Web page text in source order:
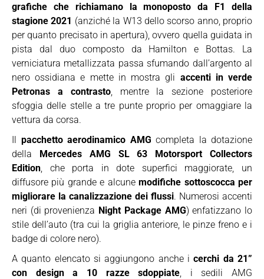
grafiche che richiamano la monoposto da F1 della
stagione 2021 (anziché la W13 dello scorso anno, proprio
per quanto precisato in apertura), ovvero quella guidata in
pista dal duo composto da Hamilton e Bottas. La
verniciatura metallizzata passa sfumando dall’argento al
nero ossidiana e mette in mostra gli accenti in verde
Petronas a contrasto, mentre la sezione posteriore
sfoggia delle stelle a tre punte proprio per omaggiare la
vettura da corsa.
Il pacchetto aerodinamico AMG completa la dotazione
della Mercedes AMG SL 63 Motorsport Collectors
Edition , che porta in dote superfici maggiorate, un
diffusore più grande e alcunemodifiche sottoscocca per
migliorare la canalizzazione dei flussi. Numerosi accenti
neri (di provenienza Night Package AMG) enfatizzano lo
stile dell’auto (tra cui la griglia anteriore, le pinze freno e i
badge di colore nero).
A quanto elencato si aggiungono anche icerchi da 21”
con design a 10 razze sdoppiate , i sedili AMG